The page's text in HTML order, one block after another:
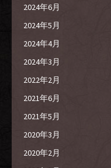
2024年6月
2024年5月
2024年4月
2024年3月
2022年2月
2021年6月
2021年5月
2020年3月
2020年2月